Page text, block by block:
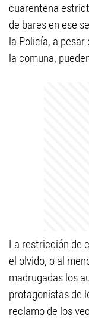
cuarentena
de bares en ese
la Policía, a
la comuna,
La restricción de
el olvido, o al
madrugadas los
protagonistas de
reclamo de los